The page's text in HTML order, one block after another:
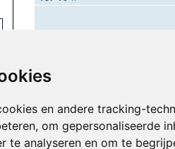
en andere tracking-
om gepersonaliseerde
te analyseren en om te